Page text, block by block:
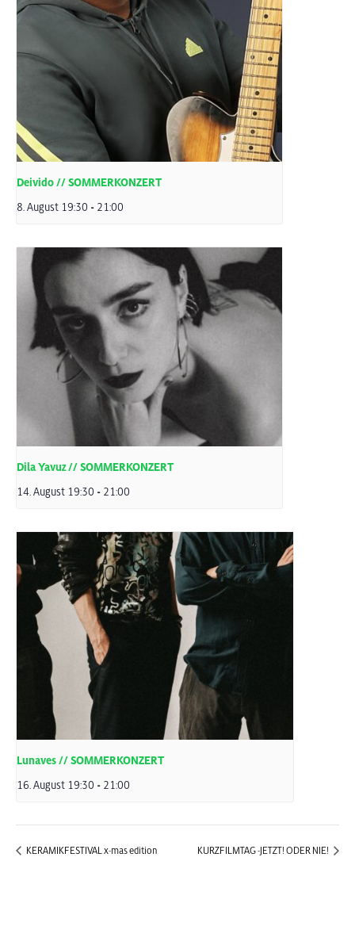
Deivido // SOMMERKONZERT
8. August 19:30 - 21:00
Dila Yavuz // SOMMERKONZERT
14. August 19:30 - 21:00
Lunaves // SOMMERKONZERT
16. August 19:30 - 21:00
KERAMIKFESTIVAL x-mas edition KURZFILMTAG -JETZT! ODER NIE!